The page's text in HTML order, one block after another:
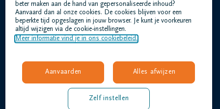
Gebruiksvoorwaarden
Privacyverklaring
Toegankelijkheidsverklaring
verheyden@dela.be
beter maken aan de hand van gepersonaliseerde inhoud?
Aanvaard dan al onze cookies. De cookies blijven voor een
beperkte tijd opgeslagen in jouw browser. Je kunt je voorkeuren
altijd wijzigen via de cookie-instellingen.
Meer informatie vind je in ons cookiebeleid.
Aanvaarden Alles afwijzen
Zelf instellen